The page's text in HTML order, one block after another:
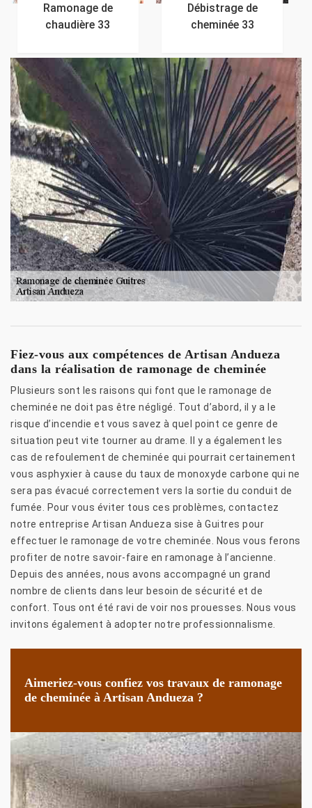
Ramonage de
chaudière 33
Débistrage de
cheminée 33
Fiez-vous aux compétences de Artisan Andueza
dans la réalisation de ramonage de cheminée
Plusieurs sont les raisons qui font que le ramonage de
cheminée ne doit pas être négligé. Tout d’abord, il y a le
risque d’incendie et vous savez à quel point ce genre de
situation peut vite tourner au drame. Il y a également les
cas de refoulement de cheminée qui pourrait certainement
vous asphyxier à cause du taux de monoxyde carbone qui ne
sera pas évacué correctement vers la sortie du conduit de
fumée. Pour vous éviter tous ces problèmes, contactez
notre entreprise Artisan Andueza sise à Guitres pour
effectuer le ramonage de votre cheminée. Nous vous ferons
profiter de notre savoir-faire en ramonage à l’ancienne.
Depuis des années, nous avons accompagné un grand
nombre de clients dans leur besoin de sécurité et de
confort. Tous ont été ravi de voir nos prouesses. Nous vous
invitons également à adopter notre professionnalisme.
Aimeriez-vous confiez vos travaux de ramonage
de cheminée à Artisan Andueza ?